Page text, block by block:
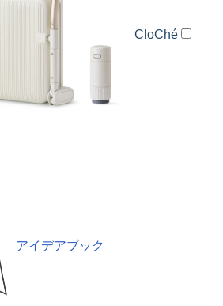
CloChé
アイデアブック